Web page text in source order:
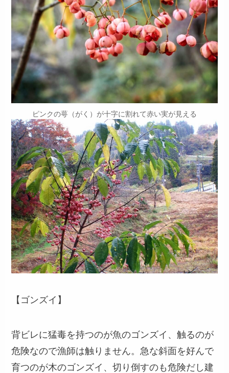
ピンクの萼（がく）が十字に割れて赤い実が見える
【ゴンズイ】
背ビレに猛毒を持つのが魚のゴンズイ、触るのが
危険なので漁師は触りません。急な斜面を好んで
育つのが木のゴンズイ、切り倒すのも危険だし建